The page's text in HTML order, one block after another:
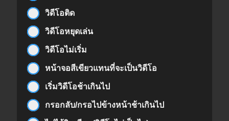
วิดีโอติด
วิดีโอหยุดเล่น
วิดีโอไม่เริ่ม
หน้าจอสีเขียวแทนที่จะเป็นวิดีโอ
เริ่มวิดีโอช้าเกินไป
กรอกลับ/กรอไปข้างหน้าช้าเกินไป